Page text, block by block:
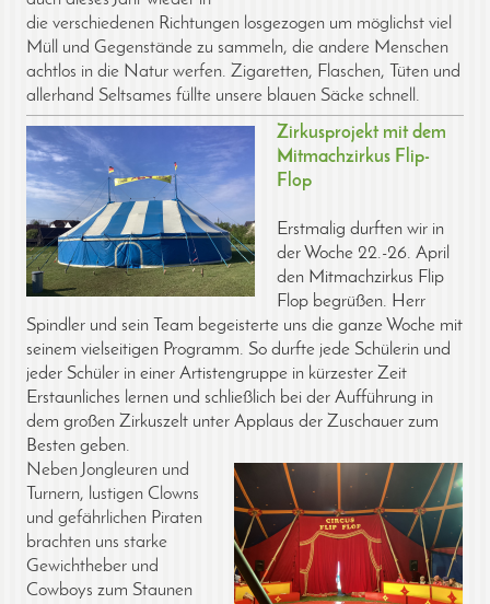
die verschiedenen Richtungen losgezogen um möglichst viel
Müll und Gegenstände zu sammeln, die andere Menschen
achtlos in die Natur werfen. Zigaretten, Flaschen, Tüten und
allerhand Seltsames füllte unsere blauen Säcke schnell.
Zirkusprojekt mit dem
Mitmachzirkus Flip-
Flop
Erstmalig durften wir in
der Woche 22.-26. April
den Mitmachzirkus Flip
Flop begrüßen. Herr
Spindler und sein Team begeisterte uns die ganze Woche mit
seinem vielseitigen Programm. So durfte jede Schülerin und
jeder Schüler in einer Artistengruppe in kürzester Zeit
Erstaunliches lernen und schließlich bei der Aufführung in
dem großen Zirkuszelt unter Applaus der Zuschauer zum
Besten geben.
Neben Jongleuren und
Turnern, lustigen Clowns
und gefährlichen Piraten
brachten uns starke
Gewichtheber und
Cowboys zum Staunen